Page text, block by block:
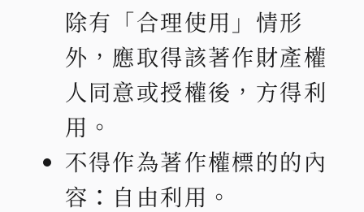
除有「合理使用」情形
外，應取得該著作財產權
人同意或授權後，方得利
用。
不得作為著作權標的的內
容：自由利用。